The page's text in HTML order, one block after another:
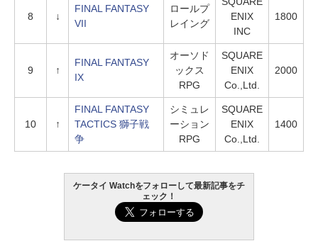
8 ↓
FINAL FANTASY
VII
ロールプ
レイング
ENIX
INC
1800
9 ↑
FINAL FANTASY
IX
オーソド
ックス
RPG
SQUARE
ENIX
Co.,Ltd.
2000
10 ↑
FINAL FANTASY
TACTICS 獅子戦
争
シミュレ
ーション
RPG
SQUARE
ENIX
Co.,Ltd.
1400
ケータイ Watchをフォローして最新記事をチ
ェック！